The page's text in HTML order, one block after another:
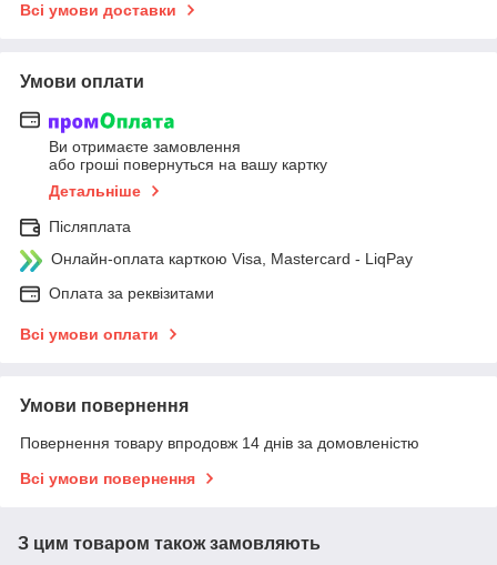
Всі умови доставки
Умови оплати
Ви отримаєте замовлення
або гроші повернуться на вашу картку
Детальніше
Післяплата
Онлайн-оплата карткою Visa, Mastercard - LiqPay
Оплата за реквізитами
Всі умови оплати
Умови повернення
Повернення товару впродовж 14 днів за домовленістю
Всі умови повернення
З цим товаром також замовляють